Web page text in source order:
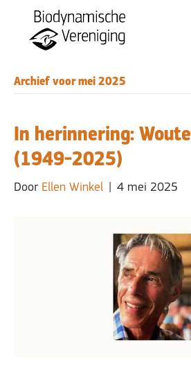
Archief voor mei 2025
In herinnering:
(1949-2025)
Door Ellen Winkel 4 mei 2025